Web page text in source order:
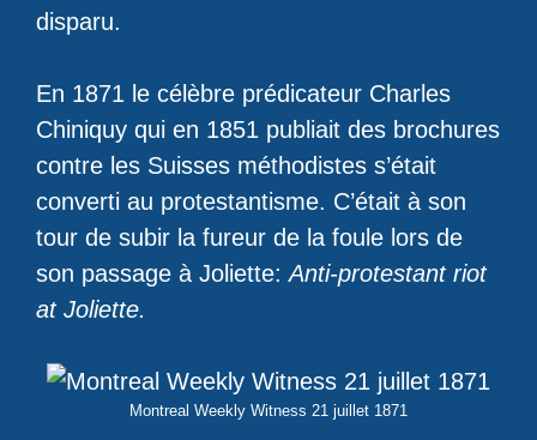
disparu.
En 1871 le célèbre prédicateur Charles
Chiniquy qui en 1851 publiait des brochures
contre les Suisses méthodistes s’était
converti au protestantisme. C’était à son
tour de subir la fureur de la foule lors de
son passage à Joliette:Anti-protestant riot
at Joliette.
Montreal Weekly Witness 21 juillet 1871